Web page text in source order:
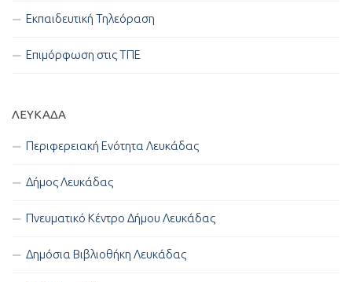
Εκπαιδευτική Τηλεόραση
Επιμόρφωση στις ΤΠΕ
ΛΕΥΚΑΔΑ
Περιφερειακή Ενότητα Λευκάδας
Δήμος Λευκάδας
Πνευματικό Κέντρο Δήμου Λευκάδας
Δημόσια Βιβλιοθήκη Λευκάδας